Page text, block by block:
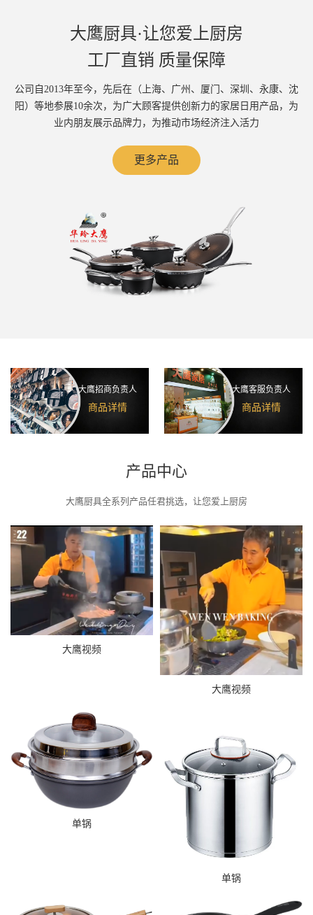
大鹰厨具·让您爱上厨房
工厂直销 质量保障
公司自2013年至今，先后在（上海、广州、厦门、深圳、永康、沈
阳）等地参展10余次，为广大顾客提供创新力的家居日用产品，为
业内朋友展示品牌力，为推动市场经济注入活力
更多产品
大鹰招商负责人
商品详情
大鹰客服负责人
商品详情
产品中心
大鹰厨具全系列产品任君挑选，让您爱上厨房
大鹰视频
大鹰视频
单锅
单锅